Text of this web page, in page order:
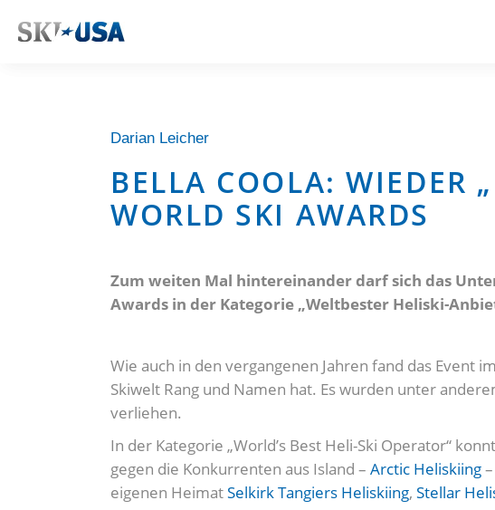
Darian Leicher
BELLA COOLA: WIEDER
WORLD SKI AWARDS
Zum weiten Mal hintereinander darf sich das
Awards in der Kategorie „Weltbester Heliski-
Wie auch in den vergangenen Jahren fand das Event
Skiwelt Rang und Namen hat. Es wurden unter
verliehen.
In der Kategorie „World’s Best Heli-Ski Operator“
gegen die Konkurrenten aus Island – Arctic Heliskiing
eigenen HeimatSelkirk Tangiers Heliskiing, Stellar